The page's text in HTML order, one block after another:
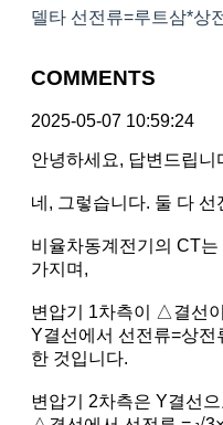
델타 선전류=루트삼*상
COMMENTS
2025-05-07 10:59:24
안녕하세요, 답변드립니
네, 그렇습니다. 둘 다 선
비율차동계전기의 CT
가지며,
변압기 1차측이 △결선
Y결선에서 선전류=상
한 것입니다.
변압기 2차측은 Y결선